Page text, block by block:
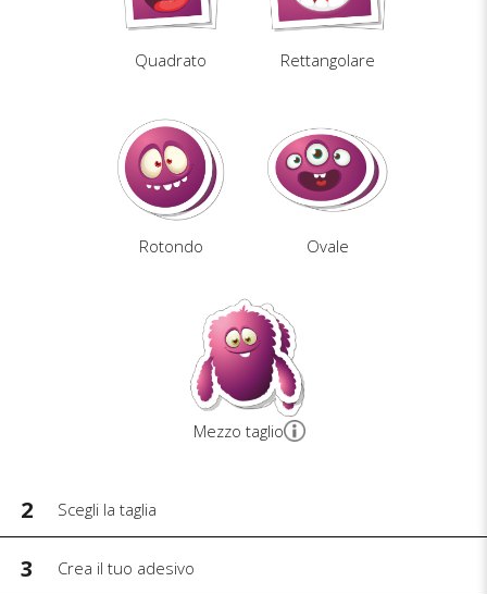
Quadrato Rettangolare
Rotondo Ovale
Mezzo taglio
2 Scegli la taglia
3 Crea il tuo adesivo